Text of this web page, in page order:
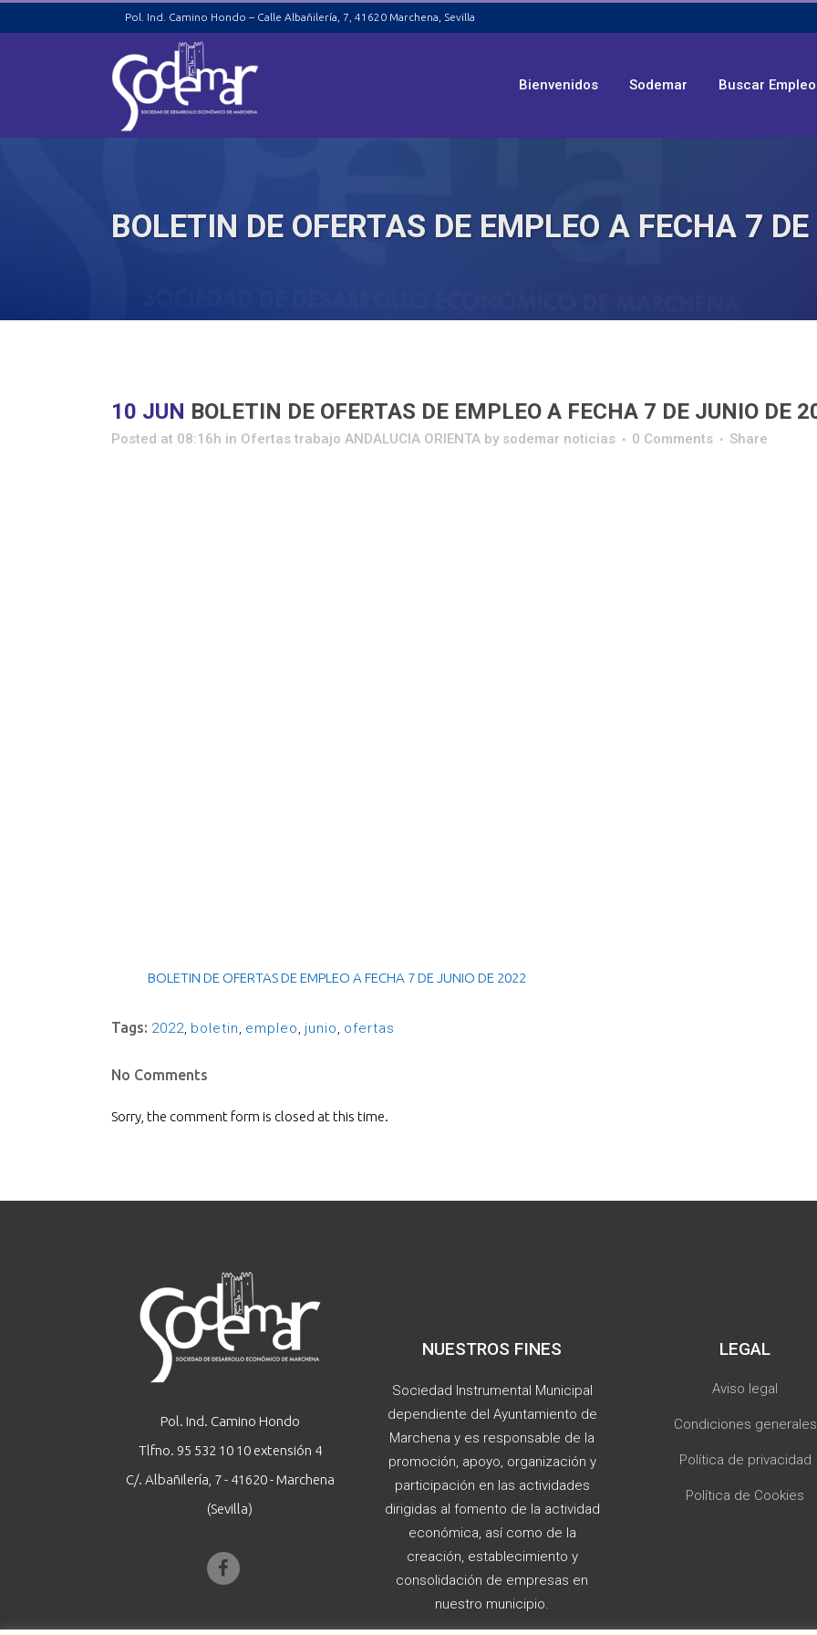
Pol. Ind. Camino Hondo – Calle Albañilería, 7, 41620 Marchena, Sevilla
Bienvenidos Sodemar Buscar Empleo
BOLETIN DE OFERTAS DE EMPLEO A FECHA 7
10 JUN BOLETIN DE OFERTAS DE EMPLEO A FECHA 7 DE JUNIO DE
Posted at 08:16h in Ofertas trabajo ANDALUCIA ORIENTA by sodemar noticias 0 Comments Share
BOLETIN DE OFERTAS DE EMPLEO A FECHA 7 DE JUNIO DE 2022
Tags: 2022, boletin, empleo, junio, ofertas
No Comments
Sorry, the comment form is closed at this time.
Pol. Ind. Camino Hondo
Tlfno. 95 532 10 10 extensión 4
C/. Albañilería, 7 - 41620 - Marchena
(Sevilla)
NUESTROS FINES
Sociedad Instrumental Municipal
dependiente del Ayuntamiento de
Marchena y es responsable de la
promoción, apoyo, organización y
participación en las actividades
dirigidas al fomento de la actividad
económica, así como de la
creación, establecimiento y
consolidación de empresas en
nuestro municipio.
LEGAL
Aviso legal
Condiciones generales
Política de privacidad
Política de Cookies